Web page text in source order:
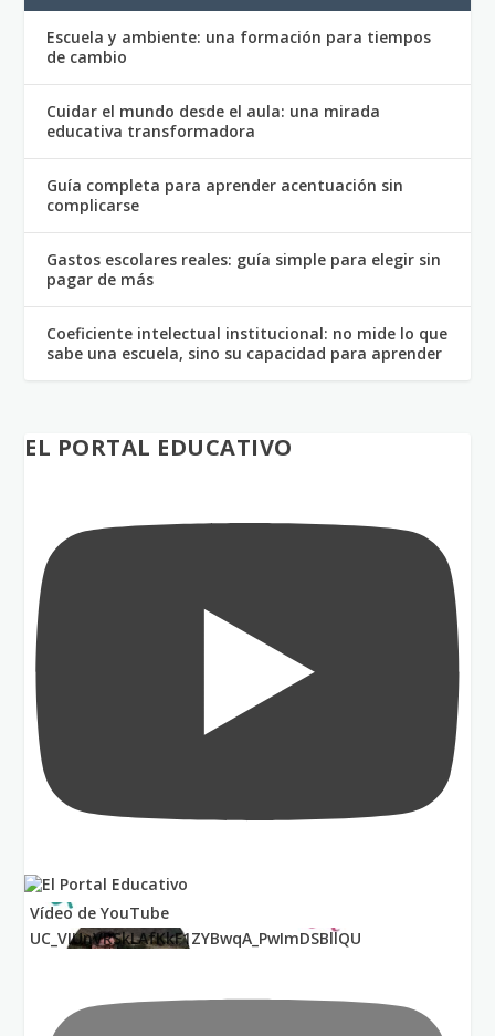
Escuela y ambiente: una formación para tiempos
de cambio
Cuidar el mundo desde el aula: una mirada
educativa transformadora
Guía completa para aprender acentuación sin
complicarse
Gastos escolares reales: guía simple para elegir sin
pagar de más
Coeficiente intelectual institucional: no mide lo que
sabe una escuela, sino su capacidad para aprender
EL PORTAL EDUCATIVO
Vídeo de YouTube
UC_VIUnVRSkLAfKkF1ZYBwqA_PwImDSBllQU